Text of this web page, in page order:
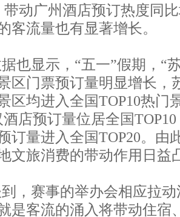
带动广州酒店预订热度同
客流量也有显著增长。
也显示，“五一”假期，“
区门票预订量明显增长，
区均进入全国TOP10热门
店预订量位居全国
订量进入全国TOP20。由
文旅消费的带动作用日益
，赛事的举办会相应拉
是客流的涌入将带动住宿